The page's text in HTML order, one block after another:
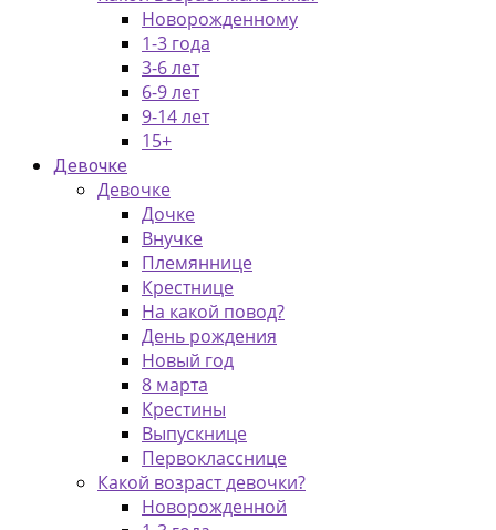
Новорожденному
1-3 года
3-6 лет
6-9 лет
9-14 лет
15+
Девочке
Девочке
Дочке
Внучке
Племяннице
Крестнице
На какой повод?
День рождения
Новый год
8 марта
Крестины
Выпускнице
Первокласснице
Какой возраст девочки?
Новорожденной